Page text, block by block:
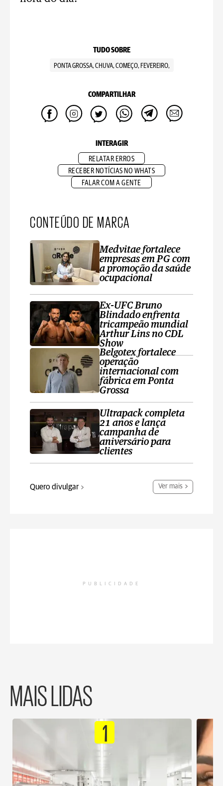
TUDO SOBRE
PONTA GROSSA, CHUVA, COMEÇO, FEVEREIRO,
COMPARTILHAR
INTERAGIR
RELATAR ERROS
RECEBER NOTÍCIAS NO WHATS
FALAR COM A GENTE
CONTEÚDO DE MARCA
Medvitae fortalece
empresas em PG com
a promoção da saúde
ocupacional
Ex-UFC Bruno
Blindado enfrenta
tricampeão mundial
Arthur Lins no CDL
Show
Belgotex fortalece
operação
internacional com
fábrica em Ponta
Grossa
Ultrapack completa
21 anos e lança
campanha de
aniversário para
clientes
Quero divulgar Ver mais
PUBLICIDADE
MAIS LIDAS
1